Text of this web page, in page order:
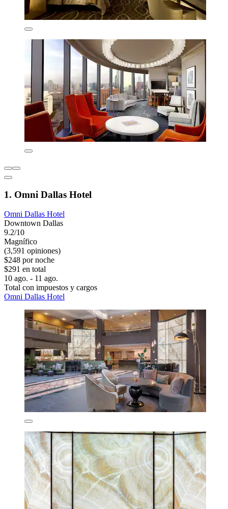
1. Omni Dallas Hotel
Omni Dallas Hotel
Downtown Dallas
9.2/10
Magnífico
(3,591 opiniones)
$248 por noche
$291 en total
10 ago. - 11 ago.
Total con impuestos y cargos
Omni Dallas Hotel